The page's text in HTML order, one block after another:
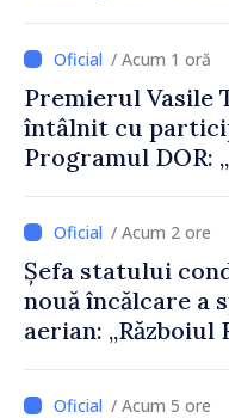
Moldova
/ Acum 1 oră
Premierul Vasile
întâlnit cu
Programul DOR:
feriți de încercări
doar astfel puteți
/ Acum 2 ore
Șefa statului
nouă încălcare a
aerian: „Războiul
/ Acum 5 ore